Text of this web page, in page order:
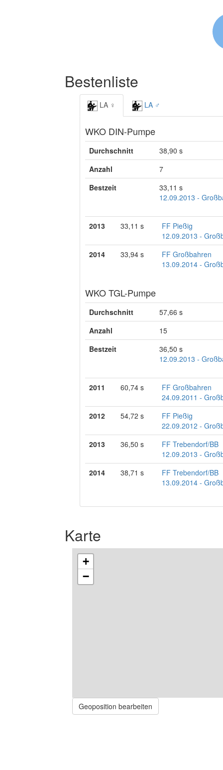
Bestenliste
LA ♀ LA ♂
WKO DIN-Pumpe
Durchschnitt
38,90 s
Anzahl
7
Bestzeit
33,11 s
12.09.2013 -
2013 33,11 s
FF Pießig
12.09.2013 -
2014
33,94 s
FF Großbahren
13.09.2014 -
WKO TGL-Pumpe
Durchschnitt
57,66 s
Anzahl
15
Bestzeit
36,50 s
12.09.2013 -
2011 60,74 s
FF Großbahren
24.09.2011 -
2012
54,72 s
FF Pießig
22.09.2012 -
2013
36,50 s
FF Trebendorf/BB
12.09.2013 -
2014
38,71 s
FF Trebendorf/BB
13.09.2014 -
Karte
+
−
Geoposition bearbeiten